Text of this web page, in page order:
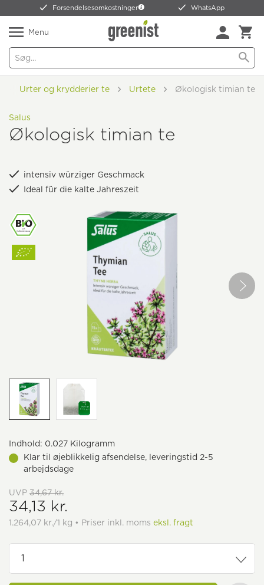
Forsendelsesomkostninger WhatsApp
Menu
Urter og krydderier te Urtete Økologisk timian te
Salus
Økologisk timian te
intensiv würziger Geschmack
Ideal für die kalte Jahreszeit
Indhold: 0.027 Kilogramm
Klar til øjeblikkelig afsendelse, leveringstid 2-5
arbejdsdage
UVP 34,67 kr.
34,13 kr.
1.264,07 kr./1 kg • Priser inkl. moms eksl. fragt